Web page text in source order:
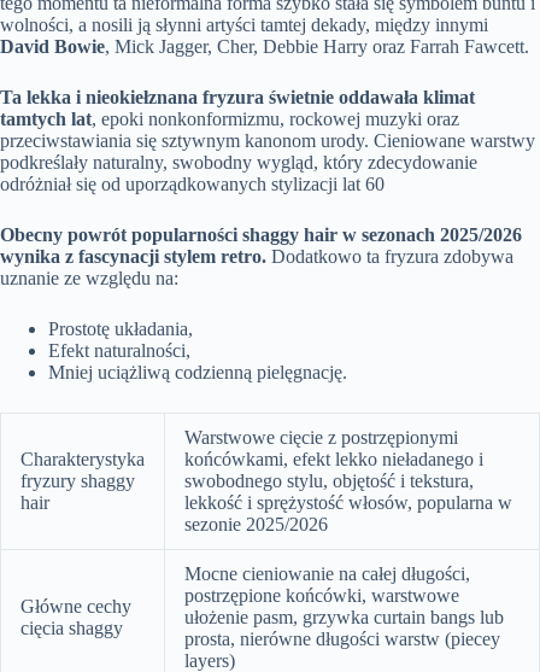
wolności, a nosili ją słynni artyści tamtej dekady, między innymi
David Bowie, Mick Jagger, Cher, Debbie Harry oraz Farrah Fawcett.
Ta lekka i nieokiełznana fryzura świetnie oddawała klimat
tamtych lat, epoki nonkonformizmu, rockowej muzyki oraz
przeciwstawiania się sztywnym kanonom urody. Cieniowane warstwy
podkreślały naturalny, swobodny wygląd, który zdecydowanie
odróżniał się od uporządkowanych stylizacji lat 60
Obecny powrót popularności shaggy hair w sezonach 2025/2026
wynika z fascynacji stylem retro. Dodatkowo ta fryzura zdobywa
uznanie ze względu na:
Prostotę układania,
Efekt naturalności,
Mniej uciążliwą codzienną pielęgnację.
Charakterystyka
fryzury shaggy
hair
Warstwowe cięcie z postrzępionymi
końcówkami, efekt lekko nieładanego i
swobodnego stylu, objętość i tekstura,
lekkość i sprężystość włosów, popularna w
sezonie 2025/2026
Główne cechy
cięcia shaggy
Mocne cieniowanie na całej długości,
postrzępione końcówki, warstwowe
ułożenie pasm, grzywka curtain bangs lub
prosta, nierówne długości warstw (piecey
layers)